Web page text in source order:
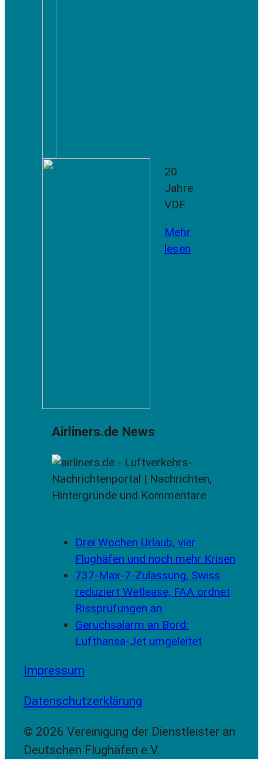
20
Jahre
VDF
Mehr
lesen
Airliners.de News
Drei Wochen Urlaub, vier
Flughäfen und noch mehr Krisen
737-Max-7-Zulassung, Swiss
reduziert Wetlease, FAA ordnet
Rissprüfungen an
Geruchsalarm an Bord:
Lufthansa-Jet umgeleitet
Impressum
Datenschutzerklärung
© 2026 Vereinigung der Dienstleister an
Deutschen Flughäfen e.V.